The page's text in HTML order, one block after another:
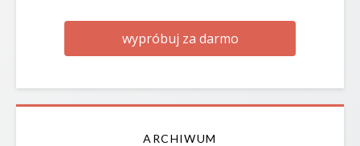
wypróbuj za darmo
ARCHIWUM